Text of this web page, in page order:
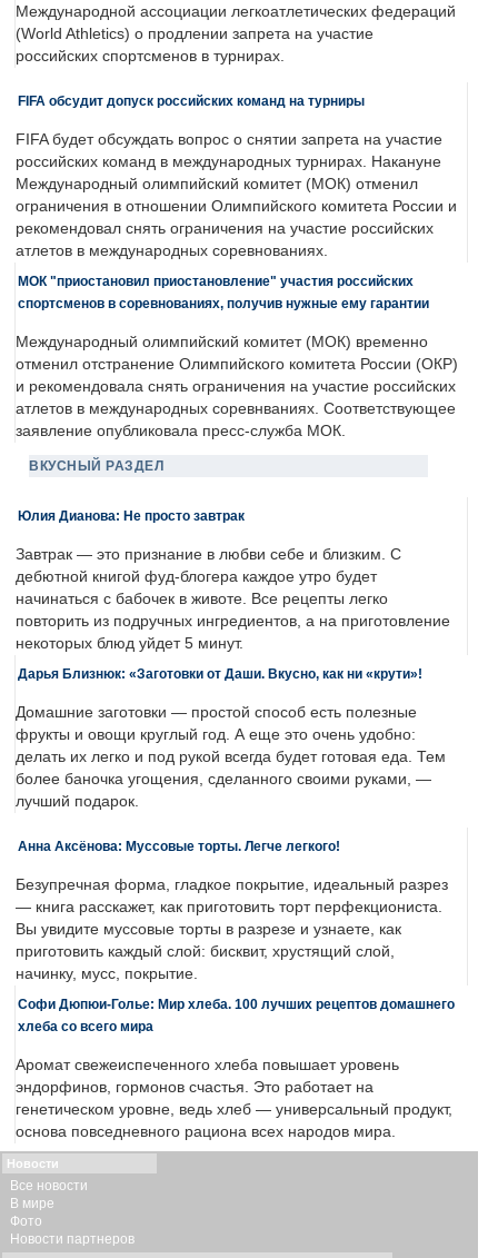
Международной ассоциации легкоатлетических федераций
(World Athletics) о продлении запрета на участие
российских спортсменов в турнирах.
FIFA обсудит допуск российских команд на турниры
FIFA будет обсуждать вопрос о снятии запрета на участие
российских команд в международных турнирах. Накануне
Международный олимпийский комитет (МОК) отменил
ограничения в отношении Олимпийского комитета России и
рекомендовал снять ограничения на участие российских
атлетов в международных соревнованиях.
МОК "приостановил приостановление" участия российских
спортсменов в соревнованиях, получив нужные ему гарантии
Международный олимпийский комитет (МОК) временно
отменил отстранение Олимпийского комитета России (ОКР)
и рекомендовала снять ограничения на участие российских
атлетов в международных соревнваниях. Соответствующее
заявление опубликовала пресс-служба МОК.
ВКУСНЫЙ РАЗДЕЛ
Юлия Дианова: Не просто завтрак
Завтрак — это признание в любви себе и близким. С
дебютной книгой фуд-блогера каждое утро будет
начинаться с бабочек в животе. Все рецепты легко
повторить из подручных ингредиентов, а на приготовление
некоторых блюд уйдет 5 минут.
Дарья Близнюк: «Заготовки от Даши. Вкусно, как ни «крути»!
Домашние заготовки — простой способ есть полезные
фрукты и овощи круглый год. А еще это очень удобно:
делать их легко и под рукой всегда будет готовая еда. Тем
более баночка угощения, сделанного своими руками, —
лучший подарок.
Анна Аксёнова: Муссовые торты. Легче легкого!
Безупречная форма, гладкое покрытие, идеальный разрез
— книга расскажет, как приготовить торт перфекциониста.
Вы увидите муссовые торты в разрезе и узнаете, как
приготовить каждый слой: бисквит, хрустящий слой,
начинку, мусс, покрытие.
Софи Дюпюи-Голье: Мир хлеба. 100 лучших рецептов домашнего
хлеба со всего мира
Аромат свежеиспеченного хлеба повышает уровень
эндорфинов, гормонов счастья. Это работает на
генетическом уровне, ведь хлеб — универсальный продукт,
основа повседневного рациона всех народов мира.
Новости
Все новости
В мире
Фото
Новости партнеров